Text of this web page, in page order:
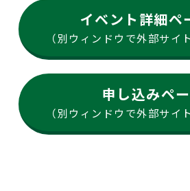
イベント詳細ペ
（別ウィンドウで外部サイ
申し込みペ
（別ウィンドウで外部サイ